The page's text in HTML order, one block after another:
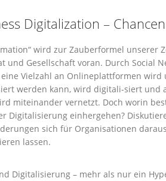
Digitalization –
wird zur Zauberformel unserer
und Gesellschaft voran. Durch Social
Vielzahl an Onlineplattformen wird
werden kann, wird digitali-siert und
miteinander vernetzt. Doch worin
Digitalisierung einhergehen?
sich für Organisationen
lassen.
Digitalisierung – mehr als nur ein